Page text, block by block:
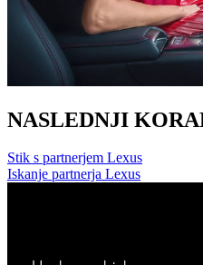
NASLEDNJI
Stik s partnerjem Lexus
Iskanje partnerja Lexus